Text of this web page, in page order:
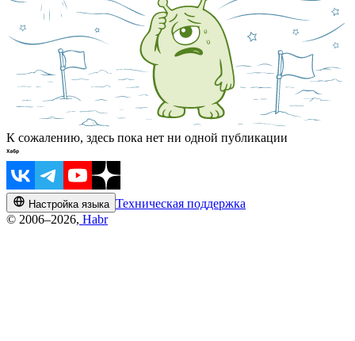
К сожалению, здесь пока нет ни одной публикации
Настройка языка Техническая поддержка
© 2006–2026, Habr